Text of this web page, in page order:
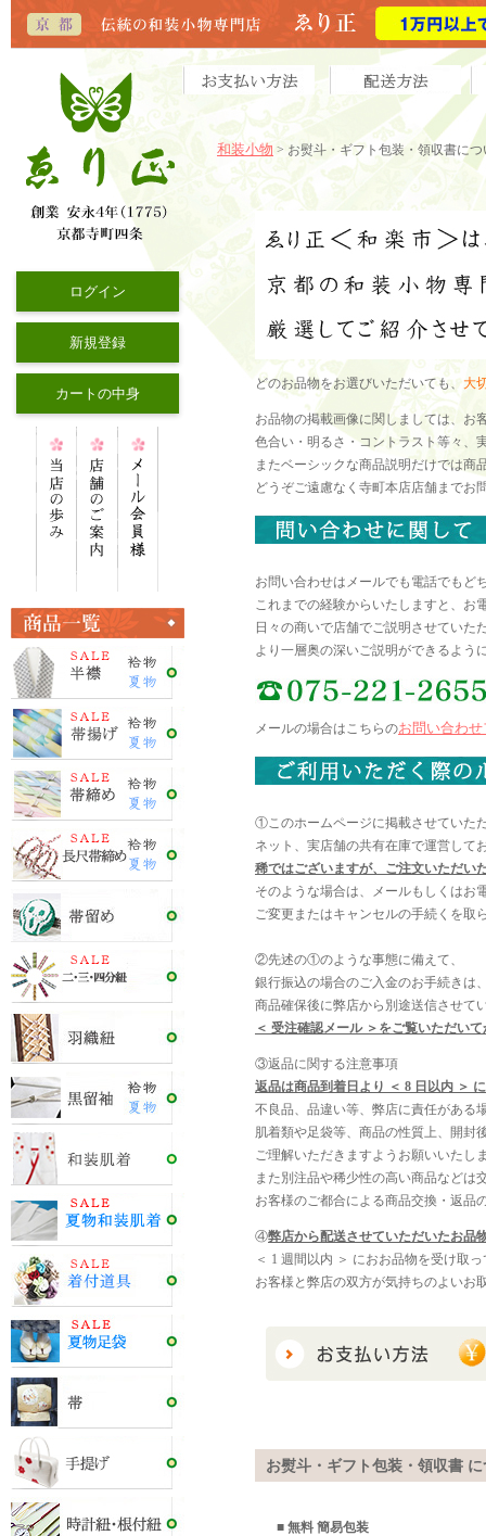
ログイン
新規登録
カートの中身
和装小物 > お熨斗・ギフト包装・領収書につ
どのお品物をお選びいただいても、大
お品物の掲載画像に関しましては、お
色合い・明るさ・コントラスト等々、
またベーシックな商品説明だけでは商
どうぞご遠慮なく寺町本店店舗までお
お問い合わせはメールでも電話でもど
これまでの経験からいたしますと、お
日々の商いで店舗でご説明させていた
より一層奥の深いご説明ができるよう
メールの場合はこちらのお問い合わ
①このホームページに掲載させていた
ネット、実店舗の共有在庫で運営して
稀ではございますが、ご注文いただい
そのような場合は、メールもしくはお
ご変更またはキャンセルの手続くを取
②先述の①のような事態に備えて、
銀行振込の場合のご入金のお手続きは
商品確保後に弊店から別途送信させて
＜ 受注確認メール ＞をご覧いただい
③返品に関する注意事項
返品は商品到着日より ＜ 8 日以内 ＞
不良品、品違い等、弊店に責任がある
肌着類や足袋等、商品の性質上、開封
ご理解いただきますようお願いいたし
また別注品や稀少性の高い商品などは
お客様のご都合による商品交換・返品
④弊店から配送させていただいたお品
＜ 1 週間以内 ＞ におお品物を受け取
お客様と弊店の双方が気持ちのよいお
お熨斗・ギフト包装・領収書
■ 無料 簡易包装